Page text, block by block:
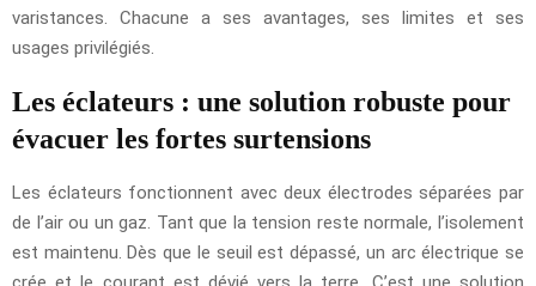
varistances. Chacune a ses avantages, ses limites et ses
usages privilégiés.
Les éclateurs : une solution robuste pour
évacuer les fortes surtensions
Les éclateurs fonctionnent avec deux électrodes séparées par
de l’air ou un gaz. Tant que la tension reste normale, l’isolement
est maintenu. Dès que le seuil est dépassé, un arc électrique se